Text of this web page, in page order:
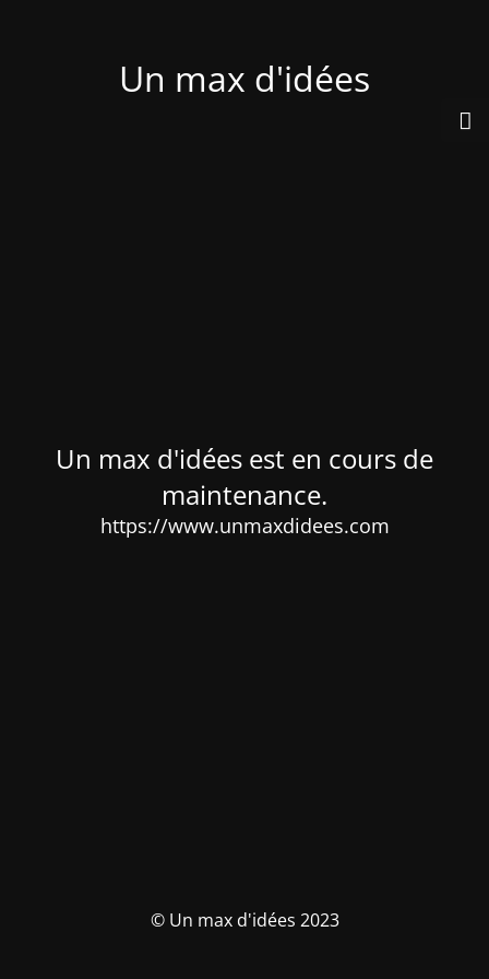
Un max d'idées
Un max d'idées est en cours de
maintenance.
https://www.unmaxdidees.com
© Un max d'idées 2023